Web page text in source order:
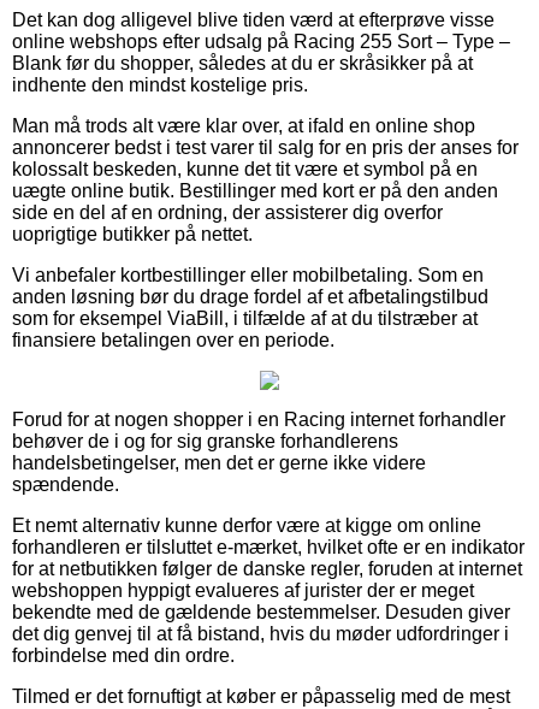
Det kan dog alligevel blive tiden værd at efterprøve visse
online webshops efter udsalg på Racing 255 Sort – Type –
Blank før du shopper, således at du er skråsikker på at
indhente den mindst kostelige pris.
Man må trods alt være klar over, at ifald en online shop
annoncerer bedst i test varer til salg for en pris der anses for
kolossalt beskeden, kunne det tit være et symbol på en
uægte online butik. Bestillinger med kort er på den anden
side en del af en ordning, der assisterer dig overfor
uoprigtige butikker på nettet.
Vi anbefaler kortbestillinger eller mobilbetaling. Som en
anden løsning bør du drage fordel af et afbetalingstilbud
som for eksempel ViaBill, i tilfælde af at du tilstræber at
finansiere betalingen over en periode.
Forud for at nogen shopper i en Racing internet forhandler
behøver de i og for sig granske forhandlerens
handelsbetingelser, men det er gerne ikke videre
spændende.
Et nemt alternativ kunne derfor være at kigge om online
forhandleren er tilsluttet e-mærket, hvilket ofte er en indikator
for at netbutikken følger de danske regler, foruden at internet
webshoppen hyppigt evalueres af jurister der er meget
bekendte med de gældende bestemmelser. Desuden giver
det dig genvej til at få bistand, hvis du møder udfordringer i
forbindelse med din ordre.
Tilmed er det fornuftigt at køber er påpasselig med de mest